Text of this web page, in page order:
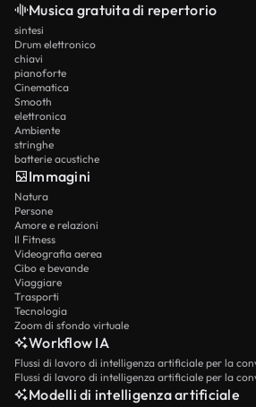
Musica gratuita di repertorio
sintesi
Drum elettronico
chiavi
pianoforte
Cinematica
Smooth
elettronica
Ambiente
stringhe
batterie acustiche
Immagini
Natura
Persone
Amore e relazioni
Il Fitness
Videografia aerea
Cibo e bevande
Viaggiare
Trasporti
Tecnologia
Zoom di sfondo virtuale
Workflow IA
Flussi di lavoro di intelligenza artificiale per la
Modelli di intelligenza artificiale